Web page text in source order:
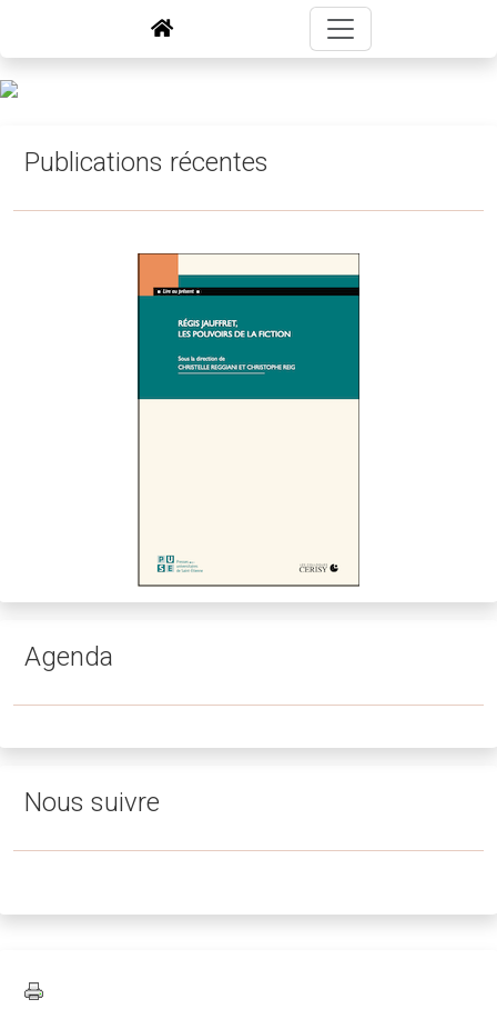
Publications récentes
Agenda
Nous suivre